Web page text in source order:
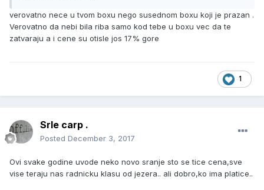
verovatno nece u tvom boxu nego susednom boxu koji je prazan .
Verovatno da nebi bila riba samo kod tebe u boxu vec da te
zatvaraju a i cene su otisle jos 17% gore
1
Srle carp .
Posted December 3, 2017
Ovi svake godine uvode neko novo sranje sto se tice cena,sve
vise teraju nas radnicku klasu od jezera.. ali dobro,ko ima platice..